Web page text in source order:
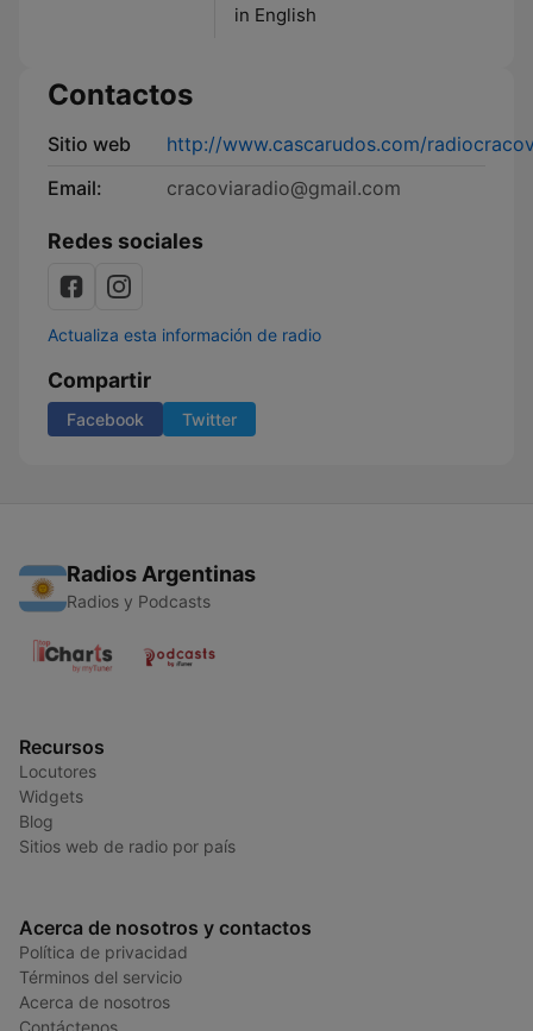
in English
Contactos
Sitio web
http://www.cascarudos.com/
Email:
cracoviaradio@gmail.com
Redes sociales
Actualiza esta información de radio
Compartir
Facebook Twitter
Radios Argentinas
Radios y Podcasts
Recursos
Locutores
Widgets
Blog
Sitios web de radio por país
Acerca de nosotros y contactos
Política de privacidad
Términos del servicio
Acerca de nosotros
Contáctenos